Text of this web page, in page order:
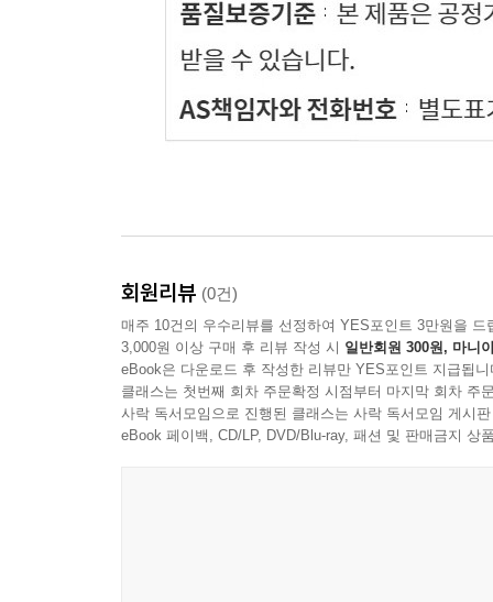
회원리뷰 (0건)
매주 10건의 우수리뷰를 선정하여 YES포인트 3만원을 드
3,000원 이상 구매 후 리뷰 작성 시 일반회원 300원, 마니
eBook은 다운로드 후 작성한 리뷰만 YES포인트 지급됩니
클래스는 첫번째 회차 주문확정 시점부터 마지막 회차 주
사락 독서모임으로 진행된 클래스는 사락 독서모임 게시
eBook 페이백, CD/LP, DVD/Blu-ray, 패션 및 판매금지 상